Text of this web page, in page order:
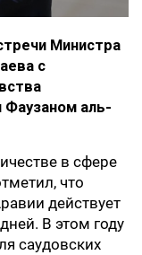
Министра
с
Фаузаном аль-
в сфере
что
действует
В этом году
саудовских